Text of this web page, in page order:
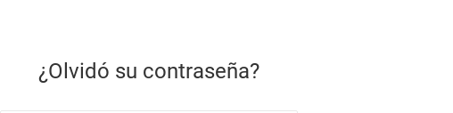
¿Olvidó su contraseña?